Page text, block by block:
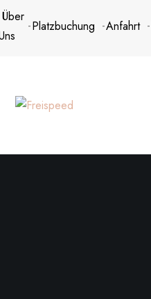
Zum
Inhalt
Über
Platzbuchung Anfahrt